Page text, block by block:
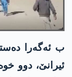
ب ئه‌گه‌را
ئیرانێ، دوو